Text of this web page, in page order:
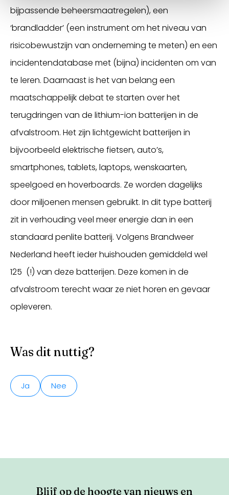
bijpassende beheersmaatregelen), een
‘brandladder’ (een instrument om het niveau van
risicobewustzijn van onderneming te meten) en een
incidentendatabase met (bijna) incidenten om van
te leren. Daarnaast is het van belang een
maatschappelijk debat te starten over het
terugdringen van de lithium-ion batterijen in de
afvalstroom. Het zijn lichtgewicht batterijen in
bijvoorbeeld elektrische fietsen, auto’s,
smartphones, tablets, laptops, wenskaarten,
speelgoed en hoverboards. Ze worden dagelijks
door miljoenen mensen gebruikt. In dit type batterij
zit in verhouding veel meer energie dan in een
standaard penlite batterij. Volgens Brandweer
Nederland heeft ieder huishouden gemiddeld wel
125 (!) van deze batterijen. Deze komen in de
afvalstroom terecht waar ze niet horen en gevaar
opleveren.
Was dit nuttig?
Ja Nee
Blijf op de hoogte van nieuws en